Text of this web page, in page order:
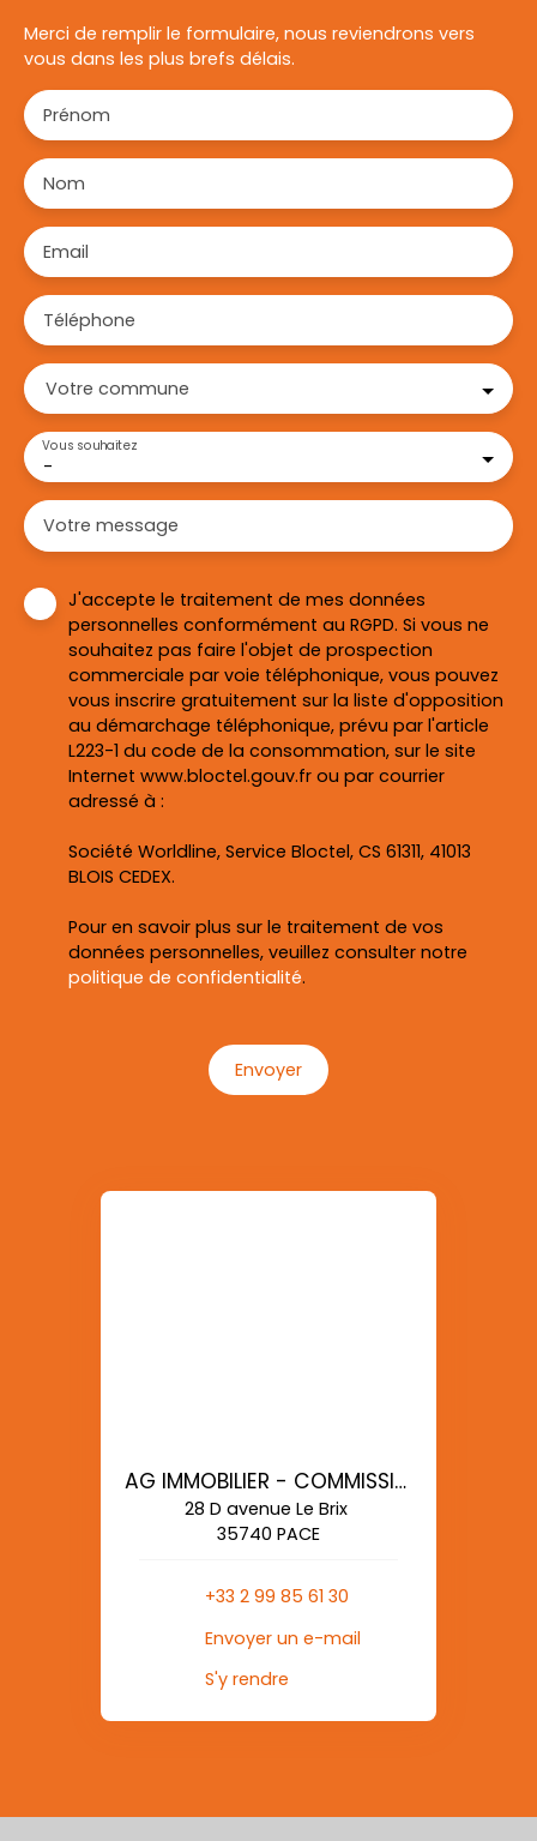
Merci de remplir le formulaire, nous reviendrons vers
vous dans les plus brefs délais.
Prénom
Nom
Email
Téléphone
Votre commune
-
Vous souhaitez
Votre message
J'accepte le traitement de mes données
personnelles conformément au RGPD. Si vous ne
souhaitez pas faire l'objet de prospection
commerciale par voie téléphonique, vous pouvez
vous inscrire gratuitement sur la liste d'opposition
au démarchage téléphonique, prévu par l'article
L223-1 du code de la consommation, sur le site
Internet www.bloctel.gouv.fr ou par courrier
adressé à :
Société Worldline, Service Bloctel, CS 61311, 41013
BLOIS CEDEX.
Pour en savoir plus sur le traitement de vos
données personnelles, veuillez consulter notre
politique de confidentialité.
Envoyer
AG IMMOBILIER - COMMISSIONS REDUITES
28 D avenue Le Brix
35740 PACE
+33 2 99 85 61 30
Envoyer un e-mail
S'y rendre